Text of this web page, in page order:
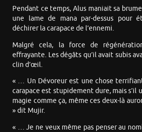
Pendant ce temps, Alus maniait sa
une lame de mana par-dessus pour
déchirer la carapace de l’ennemi.
Malgré cela, la force de
effrayante. Les dégâts qu’il avait subis
clin d’œil.
« … Un Dévoreur est une chose
carapace est stupidement dure, mais s’il
magie comme ça, même ces deux-là
» dit Mujir.
« … Je ne veux même pas penser au